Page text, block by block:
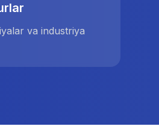
va industriya